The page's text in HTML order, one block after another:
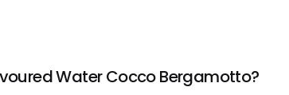
Water Cocco Bergamotto?